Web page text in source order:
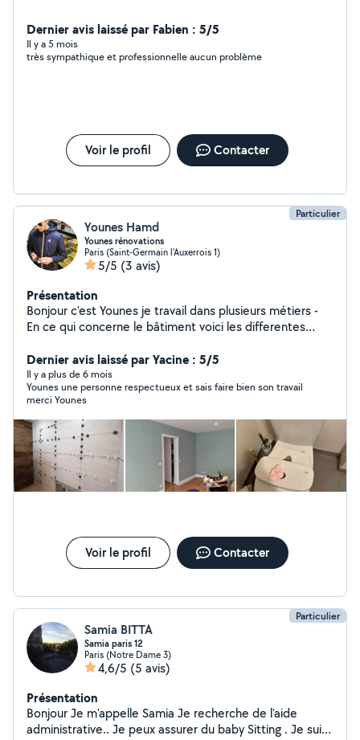
Dernier avis laissé par Fabien : 5/5
Il y a 5 mois
très sympathique et professionnelle aucun problème
Voir le profil Contacter
Particulier
Younes Hamd
Younes rénovations
Paris (Saint-Germain l'Auxerrois 1)
5/5 (3 avis)
Présentation
Bonjour c'est Younes je travail dans plusieurs métiers -
En ce qui concerne le bâtiment voici les differentes
générale - Carrelage -Pose de placo -Enduit partiel ou
general -Rebouchage,gros,fin et ponçage -Pose de
Parquet stratifié , lino , rénovation -Peinture mat, satin.
acrylique -Papiers peints -Toile de verre Autres travaux
sur demande Travail propre et soigné
Dernier avis laissé par Yacine : 5/5
Il y a plus de 6 mois
Younes une personne respectueux et sais faire bien son travail
merci Younes
Voir le profil Contacter
Particulier
Samia BITTA
Samia paris 12
Paris (Notre Dame 3)
4,6/5 (5 avis)
Présentation
Bonjour Je m'appelle Samia Je recherche de l'aide
administrative.. Je peux assurer du baby Sitting . Je suis